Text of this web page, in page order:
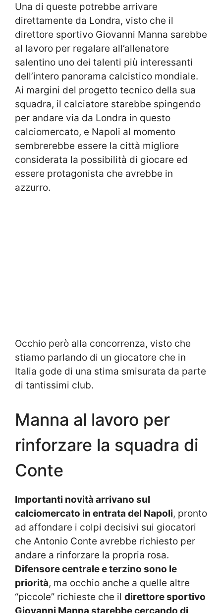
Una di queste potrebbe arrivare
direttamente da Londra, visto che il
direttore sportivo Giovanni Manna sarebbe
al lavoro per regalare all’allenatore
salentino uno dei talenti più interessanti
dell’intero panorama calcistico mondiale.
Ai margini del progetto tecnico della sua
squadra, il calciatore starebbe spingendo
per andare via da Londra in questo
calciomercato, e Napoli al momento
sembrerebbe essere la città migliore
considerata la possibilità di giocare ed
essere protagonista che avrebbe in
azzurro.
Occhio però alla concorrenza, visto che
stiamo parlando di un giocatore che in
Italia gode di una stima smisurata da parte
di tantissimi club.
Manna al lavoro per
rinforzare la squadra di
Conte
Importanti novità arrivano sul
calciomercato in entrata del Napoli, pronto
ad affondare i colpi decisivi sui giocatori
che Antonio Conte avrebbe richiesto per
andare a rinforzare la propria rosa.
Difensore centrale e terzino sono le
priorità, ma occhio anche a quelle altre
“piccole” richieste che il direttore sportivo
Giovanni Manna starebbe cercando di